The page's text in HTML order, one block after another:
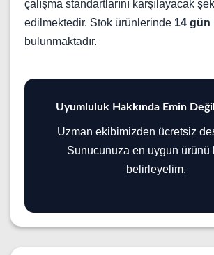
çalışma standartlarını karşılayacak
edilmektedir. Stok ürünlerinde 14 gün
bulunmaktadır.
Uyumluluk Hakkında Emin
Uzman ekibimizden ücretsiz
Sunucunuza en uygun ürünü
belirleyelim.